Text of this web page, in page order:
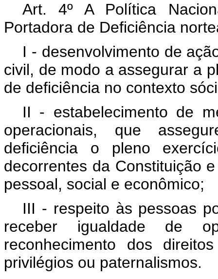
Art. 4º A Política
Portadora de Deficiência
I - desenvolvimento de
civil, de modo a assegurar a
de deficiência no contexto
II - estabelecimento de
operacionais, que
deficiência o pleno
decorrentes da Constituição
pessoal, social e econômico;
III - respeito às pessoas
receber igualdade de
reconhecimento dos
privilégios ou paternalismos.